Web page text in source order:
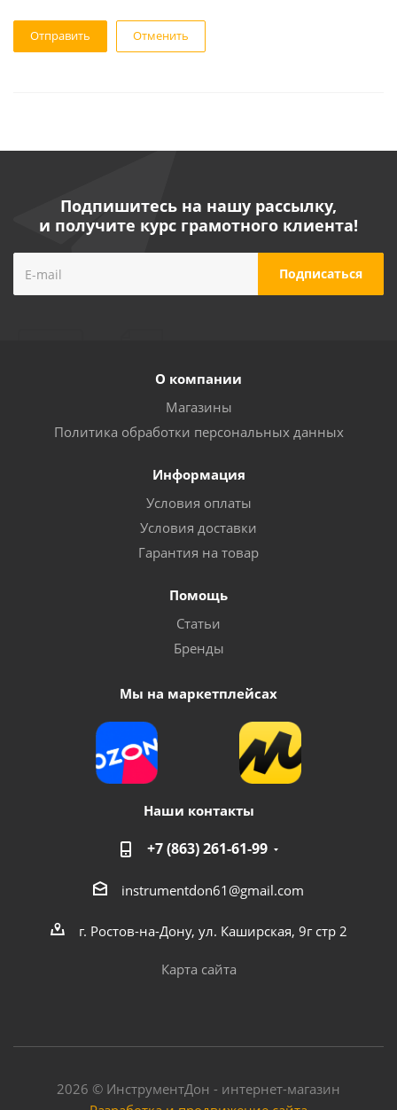
Отменить
Подпишитесь на нашу рассылку,
и получите курс грамотного клиента!
О компании
Магазины
Политика обработки персональных данных
Информация
Условия оплаты
Условия доставки
Гарантия на товар
Помощь
Статьи
Бренды
Мы на маркетплейсах
Наши контакты
+7 (863) 261-61-99
instrumentdon61@gmail.com
г. Ростов-на-Дону, ул. Каширская, 9г стр 2
Карта сайта
2026 © ИнструментДон - интернет-магазин